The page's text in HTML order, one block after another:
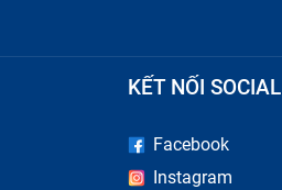
chất
phải
sản
KẾT NỐI SOCIAL
Facebook
Instagram